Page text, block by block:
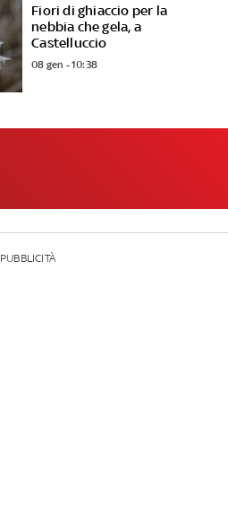
Fiori di ghiaccio per la
nebbia che gela, a
Castelluccio
08 gen - 10:38
PUBBLICITÀ